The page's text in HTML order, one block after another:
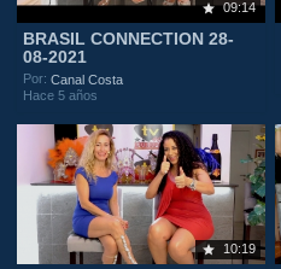
09:14
BRASIL CONNECTION 28-
08-2021
Por:Canal Costa
Hace 5 años
10:19